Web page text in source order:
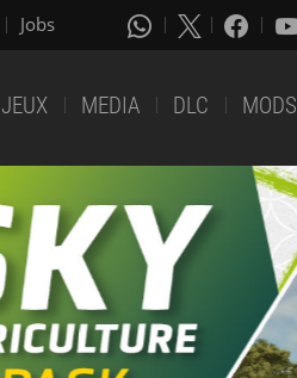
Jobs
JEUX MEDIA DLC MODS